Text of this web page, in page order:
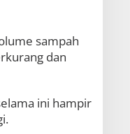
sampah
dan
ini hampir